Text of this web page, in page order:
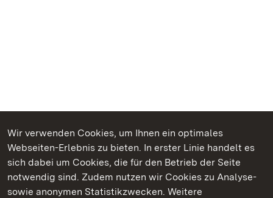
Wir verwenden Cookies, um Ihnen ein optimales
Webseiten-Erlebnis zu bieten. In erster Linie handelt es
sich dabei um Cookies, die für den Betrieb der Seite
notwendig sind. Zudem nutzen wir Cookies zu Analyse-
sowie anonymen Statistikzwecken. Weitere
Kommen. Staunen. Genießen.